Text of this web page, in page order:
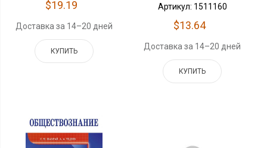
$19.19
Доставка за 14–20 дней
КУПИТЬ
Артикул: 1511160
$13.64
Доставка за 14–20 дней
КУПИТЬ